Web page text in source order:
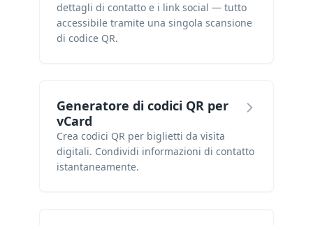
dettagli di contatto e i link social — tutto
accessibile tramite una singola scansione
di codice QR.
Generatore di codici QR per
vCard
Crea codici QR per biglietti da visita
digitali. Condividi informazioni di contatto
istantaneamente.